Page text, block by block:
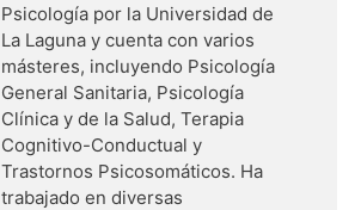
Psicología por la Universidad de
La Laguna y cuenta con varios
másteres, incluyendo Psicología
General Sanitaria, Psicología
Clínica y de la Salud, Terapia
Cognitivo-Conductual y
Trastornos Psicosomáticos. Ha
trabajado en diversas